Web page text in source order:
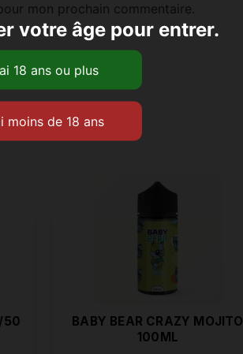
mon prochain commentaire.
similaires
50
BABY BEAR CRAZY MOJITO
100ML
votre âge pour entrer.